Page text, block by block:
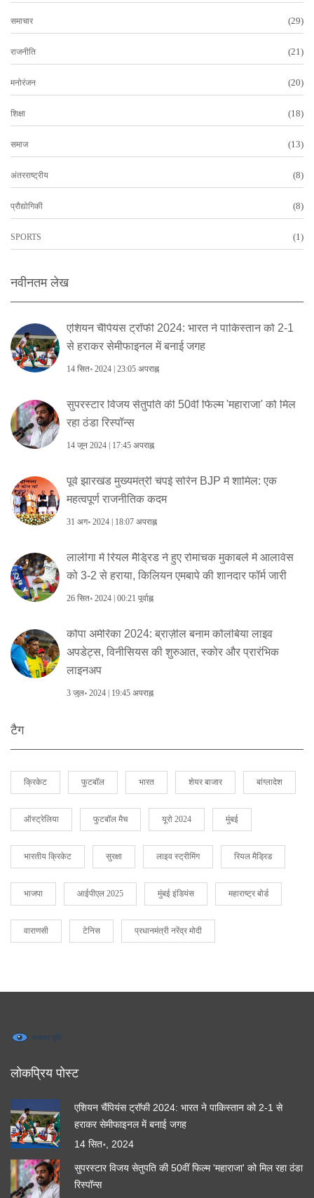
समाचार (29)
राजनीति (21)
मनोरंजन (20)
शिक्षा (18)
समाज (13)
अंतरराष्ट्रीय (8)
प्रौद्योगिकी (8)
SPORTS (1)
नवीनतम लेख
एशियन चैंपियंस ट्रॉफी 2024: भारत ने पाकिस्तान को 2-1
से हराकर सेमीफाइनल में बनाई जगह
14 सित॰ 2024 | 23:05 अपराह्न
सुपरस्टार विजय सेतुपति की 50वीं फिल्म 'महाराजा' को मिल
रहा ठंडा रिस्पॉन्स
14 जून 2024 | 17:45 अपराह्न
पूर्व झारखंड मुख्यमंत्री चंपई सोरेन BJP में शामिल: एक
महत्वपूर्ण राजनीतिक कदम
31 अग॰ 2024 | 18:07 अपराह्न
लालीगा में रियल मैड्रिड ने हुए रोमांचक मुकाबले में आलावेस
को 3-2 से हराया, किलियन एमबापे की शानदार फॉर्म जारी
26 सित॰ 2024 | 00:21 पूर्वाह्न
कोपा अमेरिका 2024: ब्राज़ील बनाम कोलंबिया लाइव
अपडेट्स, विनीसियस की शुरुआत, स्कोर और प्रारंभिक
लाइनअप
3 जुल॰ 2024 | 19:45 अपराह्न
टैग
क्रिकेट फुटबॉल भारत शेयर बाजार बांग्लादेश
ऑस्ट्रेलिया फुटबॉल मैच यूरो 2024 मुंबई
भारतीय क्रिकेट सुरक्षा लाइव स्ट्रीमिंग रियल मैड्रिड
भाजपा आईपीएल 2025 मुंबई इंडियंस महाराष्ट्र बोर्ड
वाराणसी टेनिस प्रधानमंत्री नरेंद्र मोदी
लोकप्रिय पोस्ट
एशियन चैंपियंस ट्रॉफी 2024: भारत ने पाकिस्तान को 2-1 से
हराकर सेमीफाइनल में बनाई जगह
14 सित॰, 2024
सुपरस्टार विजय सेतुपति की 50वीं फिल्म 'महाराजा' को मिल रहा ठंडा
रिस्पॉन्स